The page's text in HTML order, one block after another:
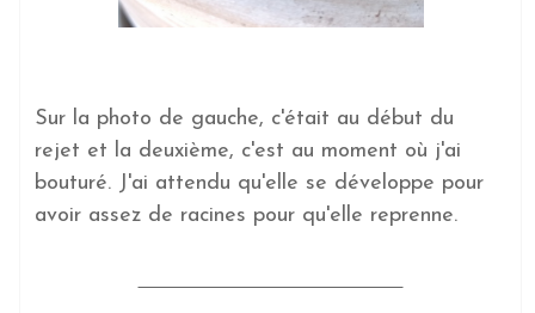
Sur la photo de gauche, c'était au début du
rejet et la deuxième, c'est au moment où j'ai
bouturé. J'ai attendu qu'elle se développe pour
avoir assez de racines pour qu'elle reprenne.